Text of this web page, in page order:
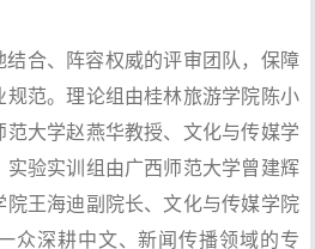
结合、阵容权威的评审团队，保障
范。理论组由桂林旅游学院陈小
大学赵燕华教授、文化与传媒学
实验实训组由广西师范大学曾建辉
王海迪副院长、文化与传媒学院
众深耕中文、新闻传播领域的专